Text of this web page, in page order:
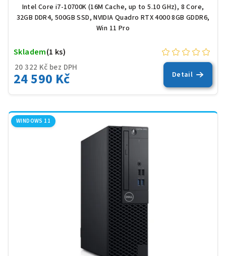
Intel Core i7-10700K (16M Cache, up to 5.10 GHz), 8 Core,
32GB DDR4, 500GB SSD, NVIDIA Quadro RTX 4000 8GB GDDR6,
Win 11 Pro
20 322 Kč bez DPH
24 590 Kč
Skladem(1 ks)
Detail
WINDOWS 11